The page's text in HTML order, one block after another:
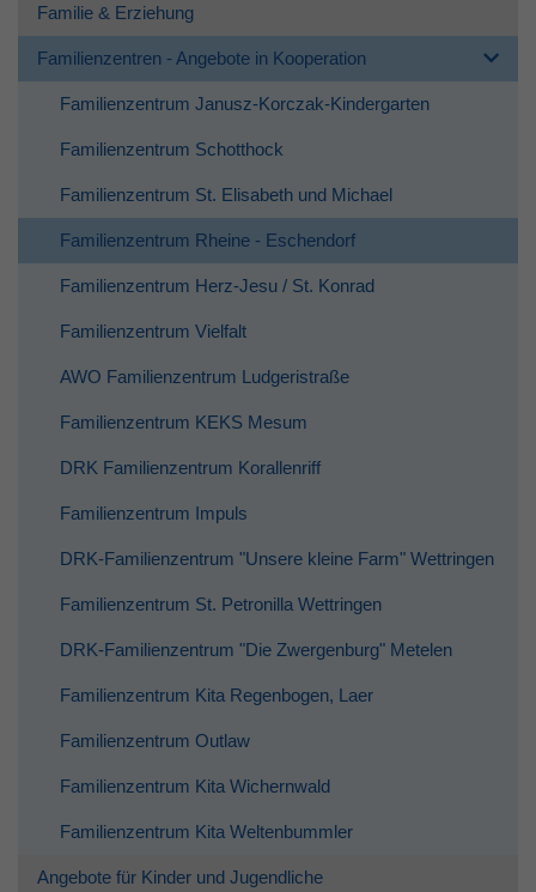
Familie & Erziehung
Familienzentren - Angebote in Kooperation
Familienzentrum Janusz-Korczak-Kindergarten
Familienzentrum Schotthock
Familienzentrum St. Elisabeth und Michael
Familienzentrum Rheine - Eschendorf
Familienzentrum Herz-Jesu / St. Konrad
Familienzentrum Vielfalt
AWO Familienzentrum Ludgeristraße
Familienzentrum KEKS Mesum
DRK Familienzentrum Korallenriff
Familienzentrum Impuls
DRK-Familienzentrum "Unsere kleine Farm" Wettringen
Familienzentrum St. Petronilla Wettringen
DRK-Familienzentrum "Die Zwergenburg" Metelen
Familienzentrum Kita Regenbogen, Laer
Familienzentrum Outlaw
Familienzentrum Kita Wichernwald
Familienzentrum Kita Weltenbummler
Angebote für Kinder und Jugendliche